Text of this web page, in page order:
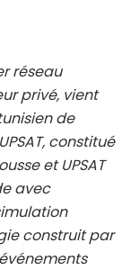
réseau
privé, vient
de
constitué
et UPSAT
avec
construit par